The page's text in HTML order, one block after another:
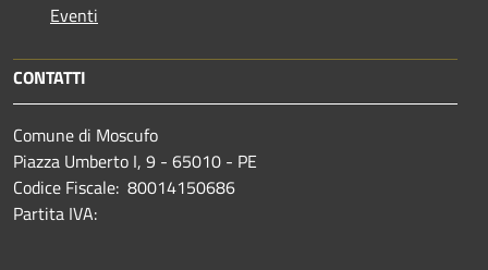
Eventi
CONTATTI
Comune di Moscufo
Piazza Umberto I, 9 - 65010 - PE
Codice Fiscale: 80014150686
Partita IVA: